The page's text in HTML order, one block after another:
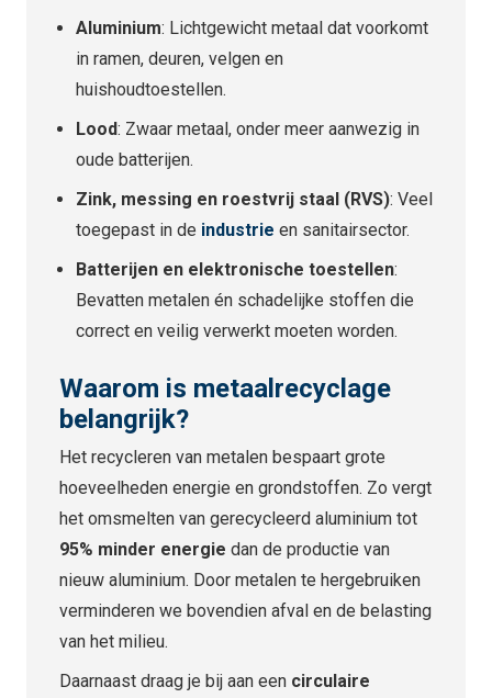
Aluminium: Lichtgewicht metaal dat voorkomt
in ramen, deuren, velgen en
huishoudtoestellen.
Lood: Zwaar metaal, onder meer aanwezig in
oude batterijen.
Zink, messing en roestvrij staal (RVS): Veel
toegepast in de industrie en sanitairsector.
Batterijen en elektronische toestellen:
Bevatten metalen én schadelijke stoffen die
correct en veilig verwerkt moeten worden.
Waarom is metaalrecyclage
belangrijk?
Het recycleren van metalen bespaart grote
hoeveelheden energie en grondstoffen. Zo vergt
het omsmelten van gerecycleerd aluminium tot
95% minder energie dan de productie van
nieuw aluminium. Door metalen te hergebruiken
verminderen we bovendien afval en de belasting
van het milieu.
Daarnaast draag je bij aan een circulaire